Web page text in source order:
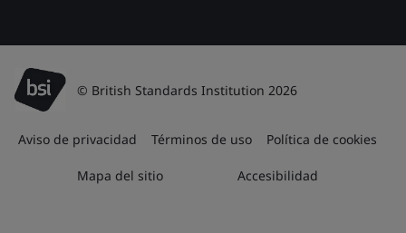
© British Standards Institution 2026
Aviso de privacidad Términos de uso Política de cookies
Mapa del sitio Accesibilidad